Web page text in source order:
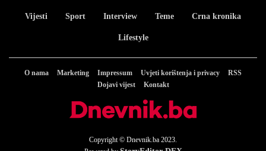
Vijesti Sport Interview Teme Crna kronika
Lifestyle
O nama Marketing Impressum Uvjeti korištenja i privacy
RSS
Dojavi vijest
Kontakt
Copyright © Dnevnik.ba 2023.